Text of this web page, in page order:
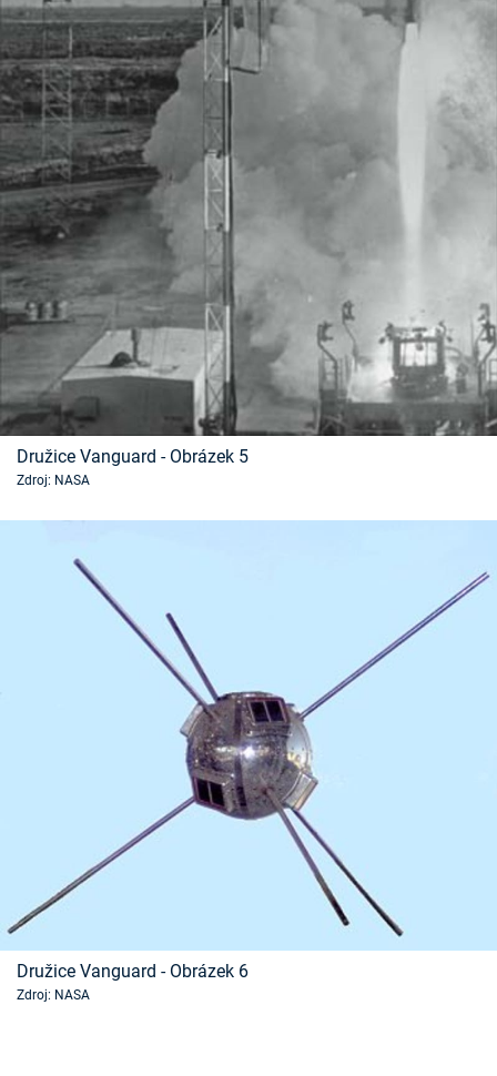
Družice Vanguard - Obrázek 5
Zdroj: NASA
Družice Vanguard - Obrázek 6
Zdroj: NASA